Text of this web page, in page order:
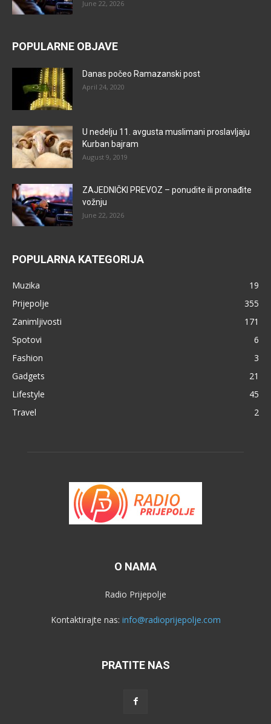
June 22, 2026
POPULARNE OBJAVE
Danas počeo Ramazanski post
April 24, 2020
U nedelju 11. avgusta muslimani proslavljaju
Kurban bajram
August 9, 2019
ZAJEDNIČKI PREVOZ – ponudite ili pronađite
vožnju
June 22, 2026
POPULARNA KATEGORIJA
Muzika
19
Prijepolje
355
Zanimljivosti
171
Spotovi
6
Fashion
3
Gadgets
21
Lifestyle
45
Travel
2
O NAMA
Radio Prijepolje
Kontaktirajte nas: info@radioprijepolje.com
PRATITE NAS